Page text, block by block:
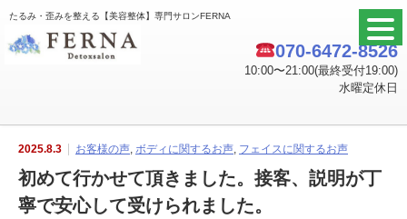
たるみ・歪みを整える【美容整体】専門サロンFERNA
070-6472-8526
10:00〜21:00(最終受付19:00)
水曜定休日
2025.8.3 お客様の声, ボディに関するお声, フェイスに関するお声
初めて行かせて頂きました。接客、説明が丁
寧で安心して受けられました。